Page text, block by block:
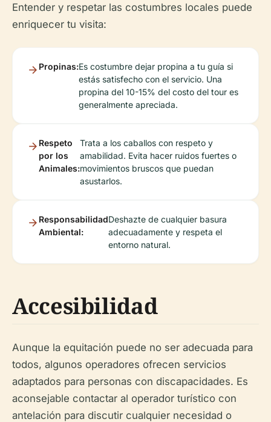
Entender y respetar las costumbres locales puede
enriquecer tu visita:
Propinas:Es costumbre dejar propina a tu guía si
estás satisfecho con el servicio. Una
propina del 10-15% del costo del tour es
generalmente apreciada.
Respeto
por los
Animales:
Trata a los caballos con respeto y
amabilidad. Evita hacer ruidos fuertes o
movimientos bruscos que puedan
asustarlos.
Responsabilidad
Ambiental:
Deshazte de cualquier basura
adecuadamente y respeta el
entorno natural.
Accesibilidad
Aunque la equitación puede no ser adecuada para
todos, algunos operadores ofrecen servicios
adaptados para personas con discapacidades. Es
aconsejable contactar al operador turístico con
antelación para discutir cualquier necesidad o